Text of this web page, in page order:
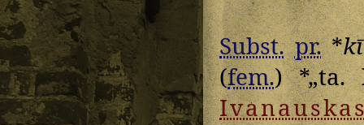
Subst. pr.*
(fem.) *„ta.